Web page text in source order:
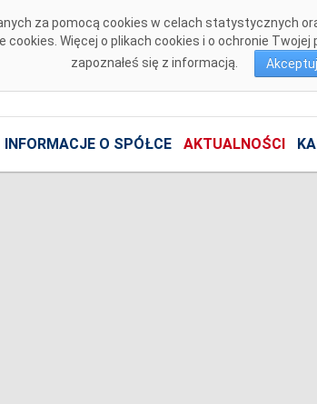
za pomocą cookies w celach statystycznych
Więcej o plikach cookies i o ochronie
zapoznałeś się z informacją.
INFORMACJE O SPÓŁCE AKTUALNOŚCI